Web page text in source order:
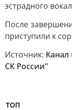
эстрадного
После
приступили к
Источник:
СК России"
ТОП